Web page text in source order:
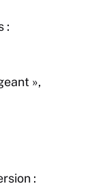
:
»,
: